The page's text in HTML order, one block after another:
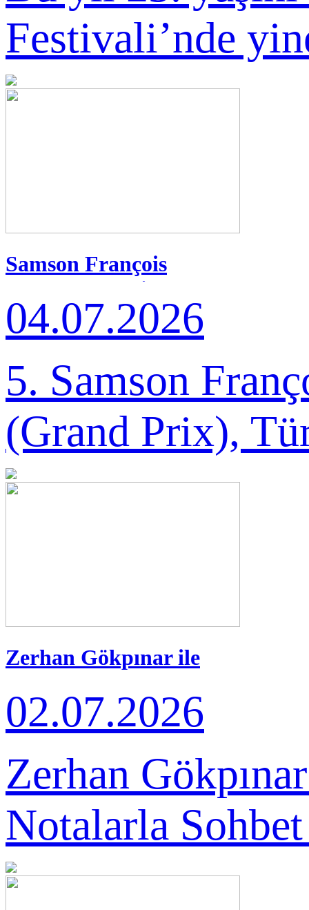
Festivali’nde
Samson François
Uluslararası Piyano
Yarışması 2026 Büyük
Ödülü
04.07.2026
5. Samson
(Grand Prix),
Zerhan Gökpınar ile
02.07.2026
Zerhan
Notalarla